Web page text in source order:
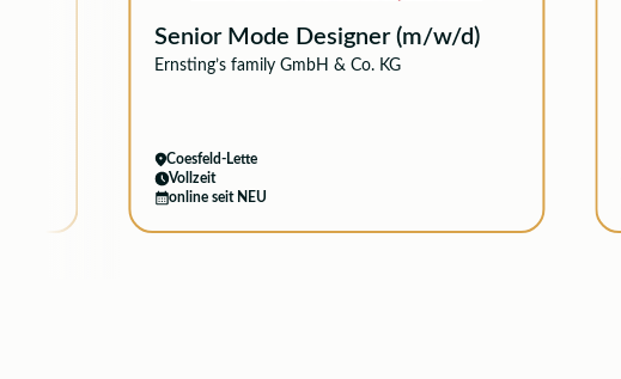
Senior Mode Designer (m/w/d)
Ernsting’s family GmbH & Co. KG
Coesfeld-Lette
Vollzeit
online seit NEU